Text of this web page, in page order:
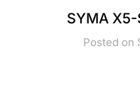
SYMA
Posted on